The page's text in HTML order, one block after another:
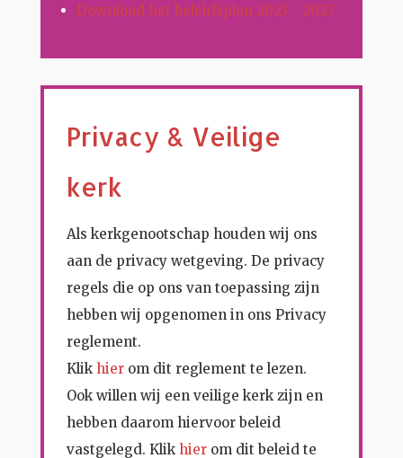
Download het beleidsplan 2023 - 2027
Privacy & Veilige
kerk
Als kerkgenootschap houden wij ons
aan de privacy wetgeving. De privacy
regels die op ons van toepassing zijn
hebben wij opgenomen in ons Privacy
reglement.
Klik hierom dit reglement te lezen.
Ook willen wij een veilige kerk zijn en
hebben daarom hiervoor beleid
vastgelegd. Klik hier om dit beleid te